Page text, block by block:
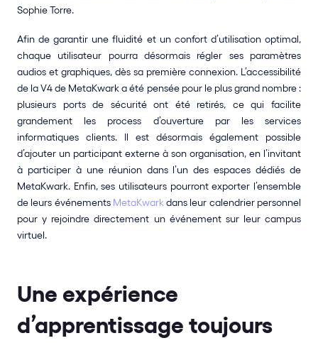
Sophie Torre.
Afin de garantir une fluidité et un confort d’utilisation optimal,
chaque utilisateur pourra désormais régler ses paramètres
audios et graphiques, dès sa première connexion. L’accessibilité
de la V4 de MetaKwark a été pensée pour le plus grand nombre :
plusieurs ports de sécurité ont été retirés, ce qui facilite
grandement les process d’ouverture par les services
informatiques clients. Il est désormais également possible
d’ajouter un participant externe à son organisation, en l’invitant
à participer à une réunion dans l’un des espaces dédiés de
MetaKwark. Enfin, ses utilisateurs pourront exporter l’ensemble
de leurs événements MetaKwark dans leur calendrier personnel
pour y rejoindre directement un événement sur leur campus
virtuel.
Une expérience
d’apprentissage toujours